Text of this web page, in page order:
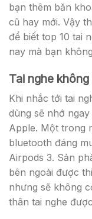
bạn thêm băn
cũ hay mới. Vậy
để biết top 10 tai
nay mà bạn
Tai nghe
Khi nhắc tới tai
dùng sẽ nhớ
Apple. Một trong
bluetooth đáng
Airpods 3. Sản
bên ngoài được
nhưng sẽ không
thân tai nghe